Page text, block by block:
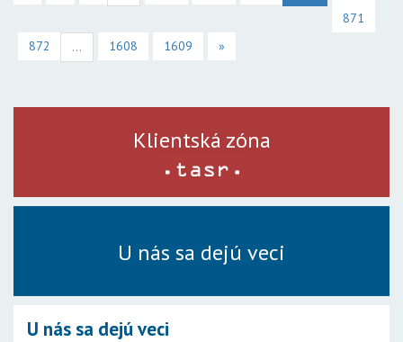
871
872
... 1608 1609 »
Klientská zóna
U nás sa dejú veci
U nás sa dejú veci